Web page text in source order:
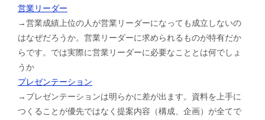
営業リーダー
→営業成績上位の人が営業リーダーになっても成立しないの
はなぜだろうか。営業リーダーに求められるものが特有だか
らです。では実際に営業リーダーに必要なこととは何でしょ
うか
プレゼンテーション
→プレゼンテーションは明らかに差が出ます。資料を上手に
つくることが優先ではなく提案内容（構成、企画）が全てで